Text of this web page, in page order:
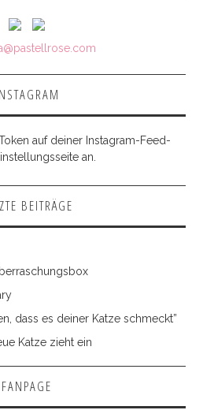
auf deiner Instagram-Feed-
an.
BEITRÄGE
dass es deiner Katze schmeckt”
Katze zieht ein
FANPAGE